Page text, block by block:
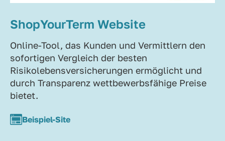
ShopYourTerm Website
Online-Tool, das Kunden und Vermittlern den
sofortigen Vergleich der besten
Risikolebensversicherungen ermöglicht und
durch Transparenz wettbewerbsfähige Preise
bietet.
Beispiel-Site